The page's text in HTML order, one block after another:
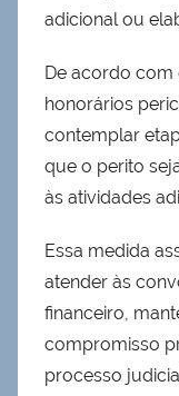
adicional ou
De acordo com
honorários
contemplar
que o perito
às atividades
Essa medida
atender às
financeiro,
compromisso
processo